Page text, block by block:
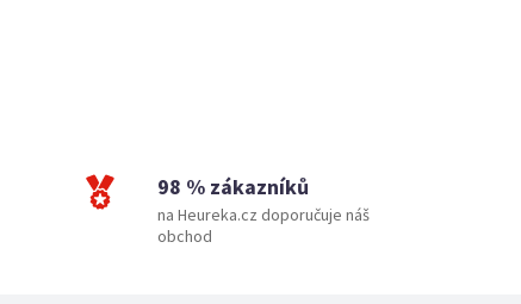
98 % zákazníků
na Heureka.cz doporučuje náš
obchod